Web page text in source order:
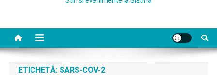
ETICHETĂ: SARS-COV-2